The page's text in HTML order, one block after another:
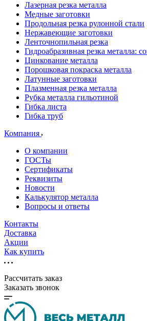
Лазерная резка металла
Медные заготовки
Продольная резка рулонной стали
Нержавеющие заготовки
Ленточнопильная резка
Гидроабразивная резка металла:
Цинкование металла
Порошковая покраска металла
Латунные заготовки
Плазменная резка металла
Рубка металла гильотиной
Гибка листа
Гибка труб
Компания
О компании
ГОСТы
Сертификаты
Реквизиты
Новости
Калькулятор металла
Вопросы и ответы
Контакты
Доставка
Акции
Как купить
Рассчитать заказ
Заказать звонок